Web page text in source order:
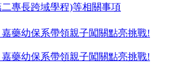
專長跨域學程)等相關事項
藥幼保系帶領親子闖關點亮挑戰!
藥幼保系帶領親子闖關點亮挑戰!